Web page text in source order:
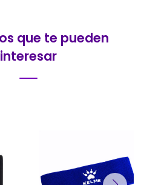
que te pueden
interesar